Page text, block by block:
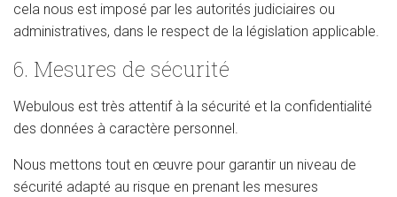
cela nous est imposé par les autorités judiciaires ou
administratives, dans le respect de la législation applicable.
6. Mesures de sécurité
Webulous est très attentif à la sécurité et la confidentialité
des données à caractère personnel.
Nous mettons tout en œuvre pour garantir un niveau de
sécurité adapté au risque en prenant les mesures